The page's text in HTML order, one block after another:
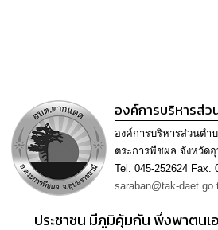
มาตรการ
ส่ง
เสริม
คุณธรรม
และ
ความ
โปร่งใส
องค์การบริหารส่
องค์การบริหารส่วนตำ
ตระการพืชผล จังหวัด
Tel. 045-252624 Fax.
saraban@tak-
ประชาชน มีภูมิคุ้มกัน พึ่งพาตนเ